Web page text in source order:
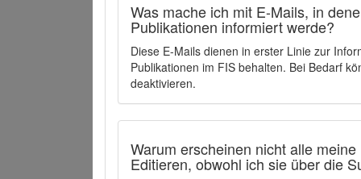
Was mache ich mit E-Mails, in
Publikationen informiert werde?
Diese E-Mails dienen in erster Linie zur
Publikationen im FIS behalten. Bei Bedarf
deaktivieren.
Warum erscheinen nicht alle
Editieren, obwohl ich sie über die